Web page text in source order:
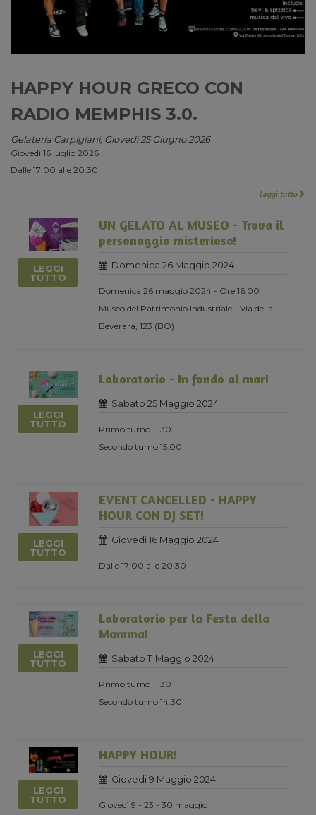
HAPPY HOUR GRECO CON
RADIO MEMPHIS 3.0.
Gelateria Carpigiani, Giovedi 25 Giugno 2026
Giovedì 16 luglio 2026
Dalle 17:00 alle 20:30
Leggi tutto
LEGGI
TUTTO
UN GELATO AL MUSEO - Trova il
personaggio misterioso!
Domenica 26 Maggio 2024
Domenica 26 maggio 2024 - Ore 16:00
Museo del Patrimonio Industriale - Via della
Beverara, 123 (BO)
LEGGI
TUTTO
Laboratorio - In fondo al mar!
Sabato 25 Maggio 2024
Primo turno 11:30
Secondo turno 15:00
LEGGI
TUTTO
EVENT CANCELLED - HAPPY
HOUR CON DJ SET!
Giovedi 16 Maggio 2024
Dalle 17:00 alle 20:30
LEGGI
TUTTO
Laboratorio per la Festa della
Mamma!
Sabato 11 Maggio 2024
Primo turno 11:30
Secondo turno 14:30
LEGGI
TUTTO
HAPPY HOUR!
Giovedi 9 Maggio 2024
Giovedì 9 - 23 - 30 maggio